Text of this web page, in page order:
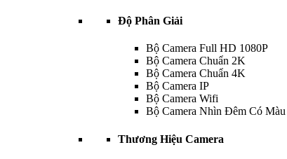
Độ Phân Giải
Bộ Camera Full HD 1080P
Bộ Camera Chuẩn 2K
Bộ Camera Chuẩn 4K
Bộ Camera IP
Bộ Camera Wifi
Bộ Camera Nhìn Đêm Có Màu
Thương Hiệu Camera